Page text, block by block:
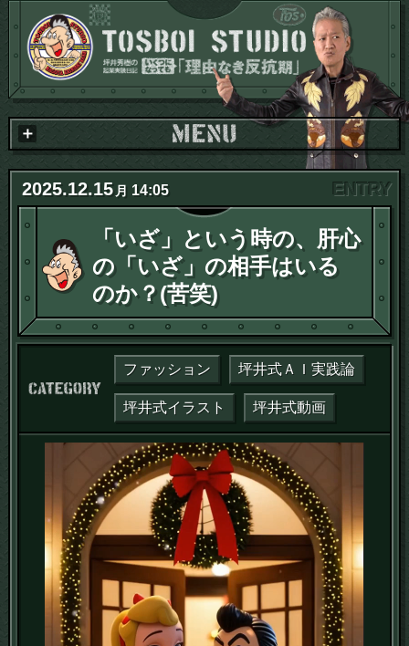
2025.12.15 月 14:05
「いざ」という時の、肝心
の「いざ」の相手はいる
のか？(苦笑)
カテゴリー：
ファッション 坪井式ＡＩ実践論
坪井式イラスト 坪井式動画
プ
レ
ー
ヤ